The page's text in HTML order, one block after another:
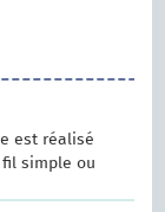
est réalisé
simple ou